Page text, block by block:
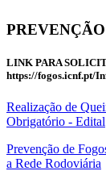
LINK PARA
https://fogos.icnf.pt/
Realização de
Obrigatório - Edital
Prevenção de
a Rede Rodoviária